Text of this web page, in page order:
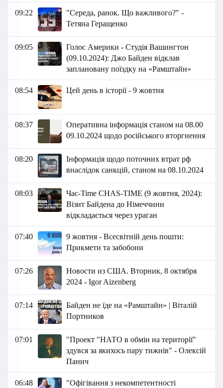
09:22
"Середа, ранок. Що важливого?" -
Тетяна Геращенко
09:05
Голос Америки - Студія Вашингтон
(09.10.2024): Джо Байден відклав
заплановану поїздку на «Рамштайн»
08:54 Цей день в історії - 9 жовтня
08:37
Оперативна інформація станом на 08.00
09.10.2024 щодо російського вторгнення
08:20
Інформація щодо поточних втрат рф
внаслідок санкцій, станом на 08.10.2024
08:03
Час-Time CHAS-TIME (9 жовтня, 2024):
Візит Байдена до Німеччини
відкладається через ураган
07:40
9 жовтня - Всесвітній день пошти:
Прикмети та забобони
07:26
Новости из США. Вторник, 8 октября
2024 - Igor Aizenberg
07:14
Байден не їде на «Рамштайн» | Віталій
Портников
07:01
"Проект "НАТО в обмін на території"
здувся за якихось пару тижнів" - Олексій
Панич
06:48
"Офігівання з некомпетентності